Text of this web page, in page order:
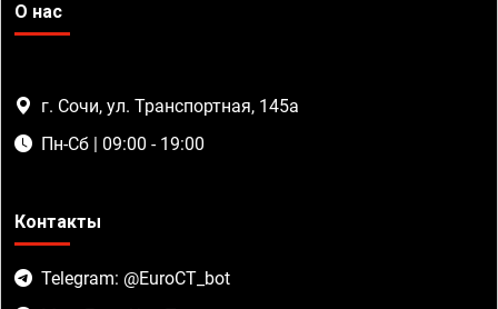
О нас
г. Сочи, ул. Транспортная, 145а
Пн-Сб | 09:00 - 19:00
Контакты
Telegram: @EuroCT_bot